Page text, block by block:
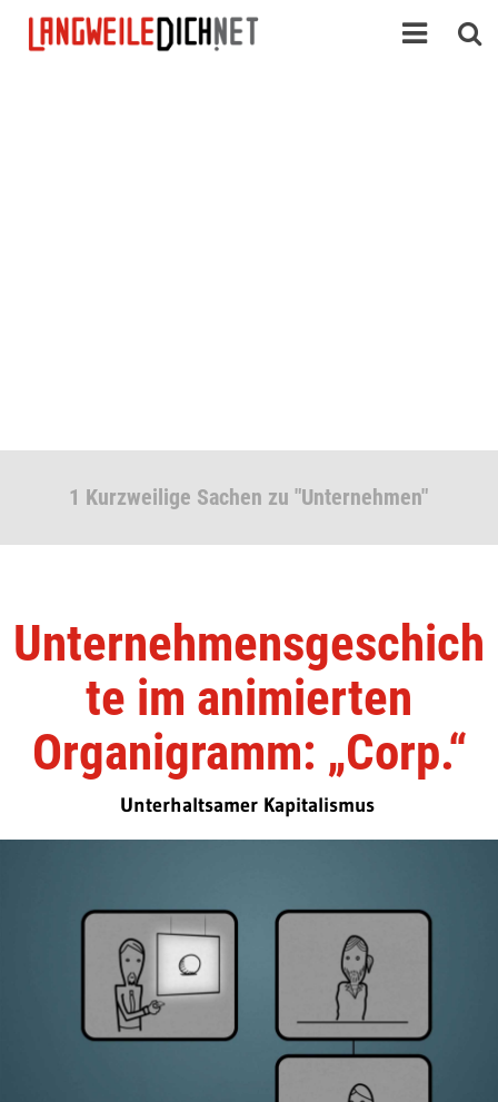
1 Kurzweilige Sachen zu "Unternehmen"
Unternehmensgeschich
te im animierten
Organigramm: „Corp.“
Unterhaltsamer Kapitalismus